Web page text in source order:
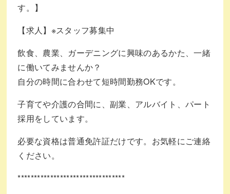
す。】
【求人】※スタッフ募集中
飲食、農業、ガーデニングに興味のあるかた、一緒
に働いてみませんか？
自分の時間に合わせて短時間勤務OKです。
子育てや介護の合間に、副業、アルバイト、パート
採用をしています。
必要な資格は普通免許証だけです。お気軽にご連絡
ください。
*********************************